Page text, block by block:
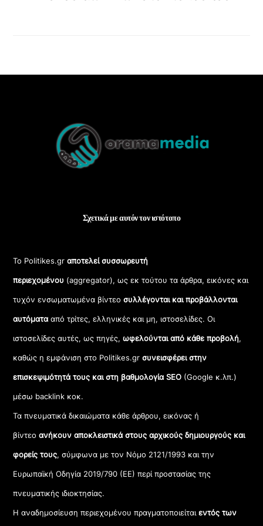
Top
Σχετικά με αυτόν τον ιστότοπο
Το Politikes.grαποτελεί συσσωρευτή
περιεχομένου (aggregator), ως εκ τούτου τα άρθρα, εικόνες και
τυχόν ενσωματωμένα βίντεοσυλλέγονται και προβάλλονται
αυτόματααπό τρίτες, ελληνικές και μη, ιστοσελίδες. Οι
ιστοσελίδες αυτές, ως πηγές,ωφελούνται από κάθε προβολή,
καθώς η εμφάνιση στο Politikes.gr συνεισφέρει στην
επισκεψιμότητά τους και στη βαθμολογία SEO (Google κ.λπ.)
μέσω backlink κοκ.
Τα πνευματικά δικαιώματα κάθε άρθρου, εικόνας ή
βίντεοανήκουν αποκλειστικά στους αρχικούς δημιουργούς και
φορείς τους, σύμφωνα με τον Νόμο 2121/1993 και την
Ευρωπαϊκή Οδηγία 2019/790 (ΕΕ) περί προστασίας της
πνευματικής ιδιοκτησίας.
Η αναδημοσίευση περιεχομένου πραγματοποιείταιεντός των